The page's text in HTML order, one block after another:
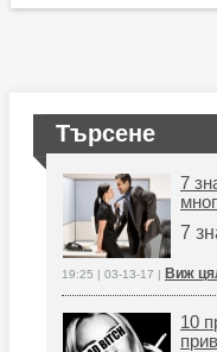
Търсене
7
7
19:25 | 03-13-17 | Виж
10